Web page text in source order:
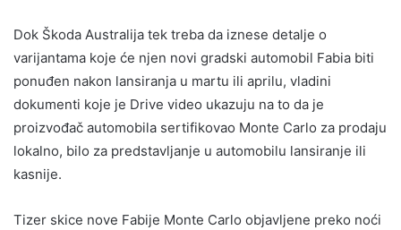
Dok Škoda Australija tek treba da iznese detalje o
varijantama koje će njen novi gradski automobil Fabia biti
ponuđen nakon lansiranja u martu ili aprilu, vladini
dokumenti koje je Drive video ukazuju na to da je
proizvođač automobila sertifikovao Monte Carlo za prodaju
lokalno, bilo za predstavljanje u automobilu lansiranje ili
kasnije.
Tizer skice nove Fabije Monte Carlo objavljene preko noći